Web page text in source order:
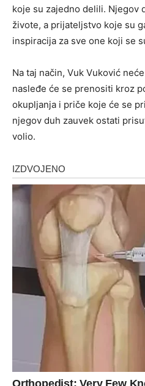
koje su zajedno delili. Njegov
živote, a prijateljstvo koje su
inspiracija za sve one koji se
Na taj način, Vuk Vuković
nasleđe će se prenositi kroz
okupljanja i priče koje će se
njegov duh zauvek ostati
volio.